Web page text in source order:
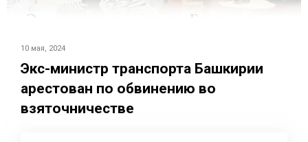
10 мая, 2024
Экс-министр транспорта Башкирии
арестован по обвинению во
взяточничестве